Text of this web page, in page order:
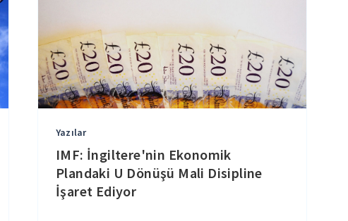
Yazılar
IMF: İngiltere'nin Ekonomik
Plandaki U Dönüşü Mali Disipline
İşaret Ediyor